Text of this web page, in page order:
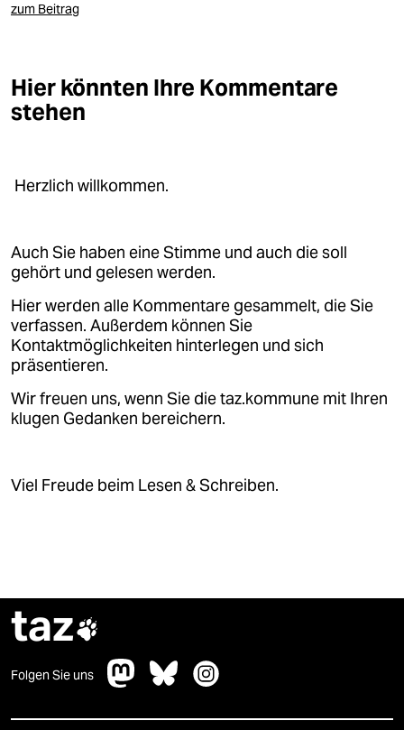
zum Beitrag
Hier könnten Ihre Kommentare
stehen
Herzlich willkommen.
Auch Sie haben eine Stimme und auch die soll
gehört und gelesen werden.
Hier werden alle Kommentare gesammelt, die Sie
verfassen. Außerdem können Sie
Kontaktmöglichkeiten hinterlegen und sich
präsentieren.
Wir freuen uns, wenn Sie die taz.kommune mit Ihren
klugen Gedanken bereichern.
Viel Freude beim Lesen & Schreiben.
taz
Folgen Sie uns